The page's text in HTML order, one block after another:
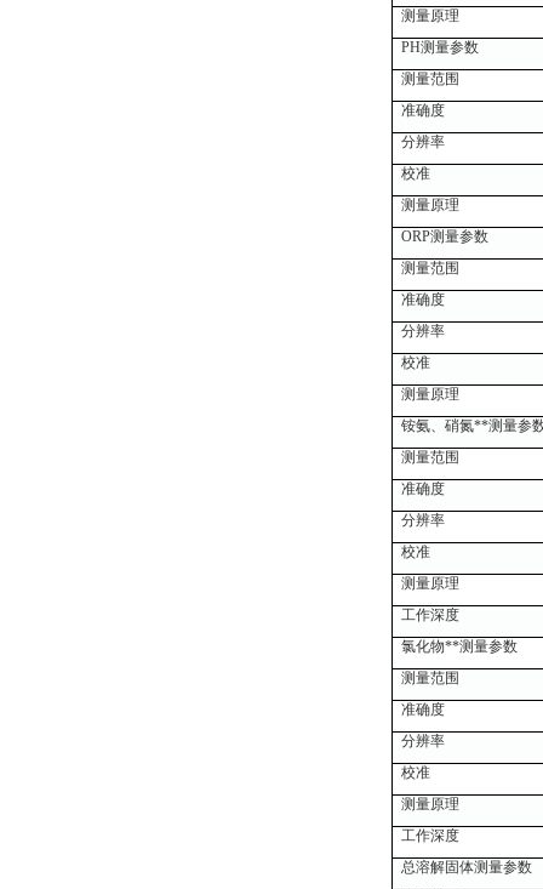
测量原理
PH测量参数
测量范围
准确度
分辨率
校准
测量原理
ORP测量参数
测量范围
准确度
分辨率
校准
测量原理
铵氨、硝氮**测量参
测量范围
准确度
分辨率
校准
测量原理
工作深度
氯化物**测量参数
测量范围
准确度
分辨率
校准
测量原理
工作深度
总溶解固体测量参数